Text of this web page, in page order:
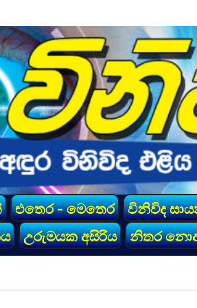
එතෙර - මෙතෙර විනිවිද
උරුමයක අසිරිය නිතර